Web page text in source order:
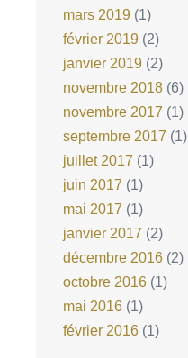
mars 2019 (1)
février 2019 (2)
janvier 2019 (2)
novembre 2018 (6)
novembre 2017 (1)
septembre 2017 (1)
juillet 2017 (1)
juin 2017 (1)
mai 2017 (1)
janvier 2017 (2)
décembre 2016 (2)
octobre 2016 (1)
mai 2016 (1)
février 2016 (1)